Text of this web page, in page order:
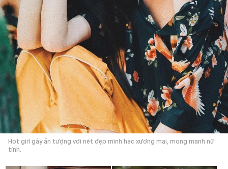
Hot girl gây ấn tượng với nét đẹp mình hạc xương mai, mong manh nữ
tính.